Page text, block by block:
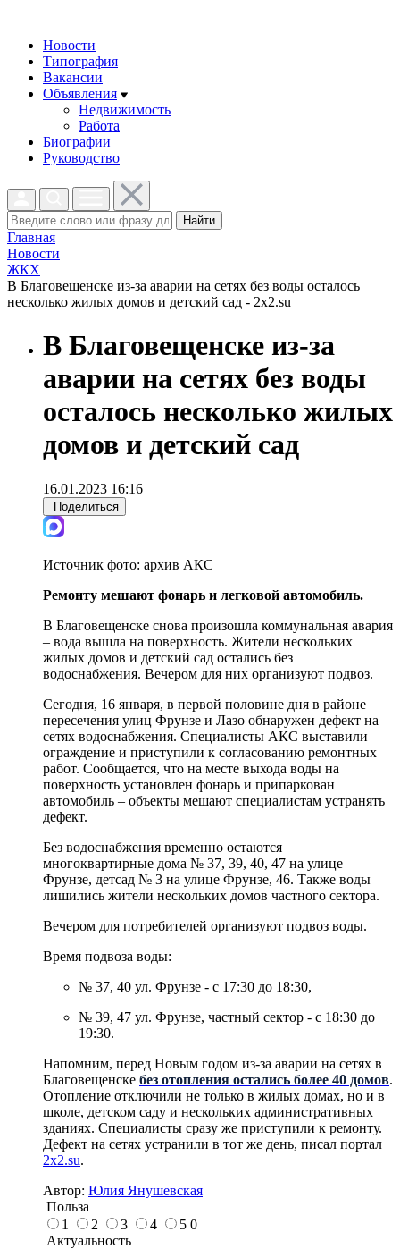
Новости
Типография
Вакансии
Объявления
Недвижимость
Работа
Биографии
Руководство
Найти
Главная
Новости
ЖКХ
В Благовещенске из-за аварии на сетях без воды осталось
несколько жилых домов и детский сад - 2x2.su
В Благовещенске из-за
аварии на сетях без воды
осталось несколько жилых
домов и детский сад
16.01.2023 16:16
Поделиться
Источник фото: архив АКС
Ремонту мешают фонарь и легковой автомобиль.
В Благовещенске снова произошла коммунальная авария
– вода вышла на поверхность. Жители нескольких
жилых домов и детский сад остались без
водоснабжения. Вечером для них организуют подвоз.
Сегодня, 16 января, в первой половине дня в районе
пересечения улиц Фрунзе и Лазо обнаружен дефект на
сетях водоснабжения. Специалисты АКС выставили
ограждение и приступили к согласованию ремонтных
работ. Сообщается, что на месте выхода воды на
поверхность установлен фонарь и припаркован
автомобиль – объекты мешают специалистам устранять
дефект.
Без водоснабжения временно остаются
многоквартирные дома № 37, 39, 40, 47 на улице
Фрунзе, детсад № 3 на улице Фрунзе, 46. Также воды
лишились жители нескольких домов частного сектора.
Вечером для потребителей организуют подвоз воды.
Время подвоза воды:
№ 37, 40 ул. Фрунзе - с 17:30 до 18:30,
№ 39, 47 ул. Фрунзе, частный сектор - с 18:30 до
19:30.
Напомним, перед Новым годом из-за аварии на сетях в
Благовещенске без отопления остались более 40 домов.
Отопление отключили не только в жилых домах, но и в
школе, детском саду и нескольких административных
зданиях. Специалисты сразу же приступили к ремонту.
Дефект на сетях устранили в тот же день, писал портал
2x2.su.
Автор: Юлия Янушевская
Польза
1
2 3 4 5 0
Актуальность